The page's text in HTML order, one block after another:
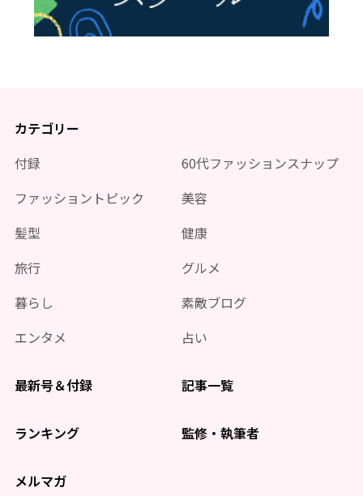
カテゴリー
付録
60代ファッションスナップ
ファッショントピック
美容
髪型
健康
旅行
グルメ
暮らし
素敵ブログ
エンタメ
占い
最新号＆付録 記事一覧
ランキング 監修・執筆者
メルマガ